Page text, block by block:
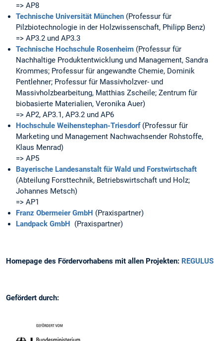
=> AP8
Technische Universität München (Professur für
Pilzbiotechnologie in der Holzwissenschaft, Philipp Benz)
=> AP3.2 und AP3.3
Technische Hochschule Rosenheim (Professur für
Nachhaltige Produktentwicklung und Management, Sandra
Krommes; Professur für angewandte Chemie, Dominik
Pentlehner; Professur für Massivholzver- und
Massivholzbearbeitung, Matthias Zscheile; Zentrum für
biobasierte Materialien, Veronika Auer)
=> AP2, AP3.1, AP3.2 und AP6
Hochschule Weihenstephan-Triesdorf(Professur für
Marketing und Management Nachwachsender Rohstoffe,
Klaus Menrad)
=> AP5
Bayerische Landesanstalt für Wald und Forstwirtschaft
(Abteilung Forsttechnik, Betriebswirtschaft und Holz;
Johannes Metsch)
=> AP1
Franz Obermeier GmbH (Praxispartner)
Landpack GmbH (Praxispartner)
Homepage des Fördervorhabens mit allen Projekten: REGULUS
Gefördert durch: